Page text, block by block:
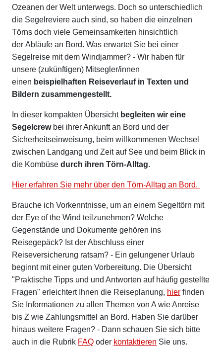
Ozeanen der Welt unterwegs. Doch so unterschiedlich
die Segelreviere auch sind, so haben die einzelnen
Törns doch viele Gemeinsamkeiten hinsichtlich
der Abläufe an Bord. Was erwartet Sie bei einer
Segelreise mit dem Windjammer? - Wir haben für
unsere (zukünftigen) Mitsegler/innen
einen beispielhaften Reiseverlauf in Texten und
Bildern zusammengestellt.
In dieser kompakten Übersicht begleiten wir eine
Segelcrewbei ihrer Ankunft an Bord und der
Sicherheitseinweisung, beim willkommenen Wechsel
zwischen Landgang und Zeit auf See und beim Blick in
die Kombüse durch ihren Törn-Alltag.
Hier erfahren Sie mehr über den Törn-Alltag an Bord.
Brauche ich Vorkenntnisse, um an einem Segeltörn mit
der Eye of the Wind teilzunehmen? Welche
Gegenstände und Dokumente gehören ins
Reisegepäck? Ist der Abschluss einer
Reiseversicherung ratsam? - Ein gelungener Urlaub
beginnt mit einer guten Vorbereitung. Die Übersicht
"Praktische Tipps und und Antworten auf häufig gestellte
Fragen" erleichtert Ihnen die Reiseplanung, hier finden
Sie Informationen zu allen Themen von A wie Anreise
bis Z wie Zahlungsmittel an Bord. Haben Sie darüber
hinaus weitere Fragen? - Dann schauen Sie sich bitte
auch in die Rubrik FAQ oder kontaktieren Sie uns.